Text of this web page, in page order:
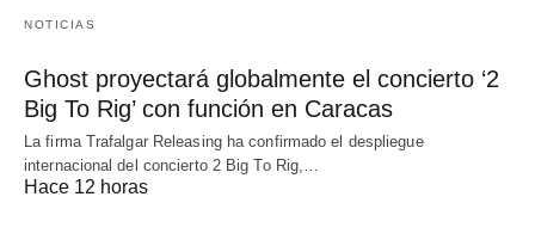
NOTICIAS
Ghost proyectará globalmente el concierto ‘2
Big To Rig’ con función en Caracas
La firma Trafalgar Releasing ha confirmado el despliegue
internacional del concierto 2 Big To Rig,…
Hace 12 horas